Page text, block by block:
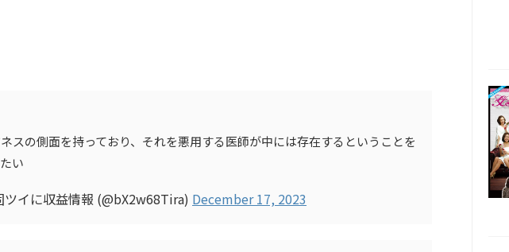
スの側面を持っており、それを悪用する医師が中には存在するということを
い
イに収益情報 (@bX2w68Tira) December 17, 2023